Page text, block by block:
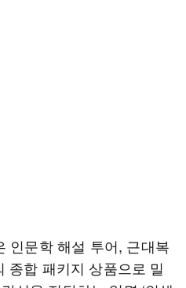
인문학 해설 투어, 근대복
종합 패키지 상품으로 밀